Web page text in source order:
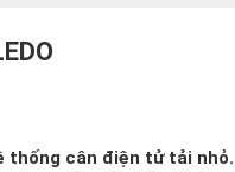
thống cân điện tử tải nhỏ.